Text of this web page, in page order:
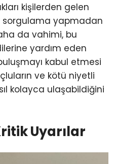
kişilerden gelen
sorgulama yapmadan
da vahimi, bu
yardım eden
kabul etmesi
ve kötü niyetli
kolayca ulaşabildiğini
Uyarılar